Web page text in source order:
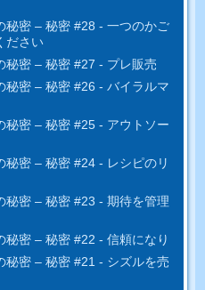
秘密 – 秘密 #28 - 一つのかご
ださい
秘密 – 秘密 #27 - プレ販売
秘密 – 秘密 #26 - バイラルマ
秘密 – 秘密 #25 - アウトソー
秘密 – 秘密 #24 - レシピのリ
秘密 – 秘密 #23 - 期待を管理
秘密 – 秘密 #22 - 信頼になり
秘密 – 秘密 #21 - シズルを売